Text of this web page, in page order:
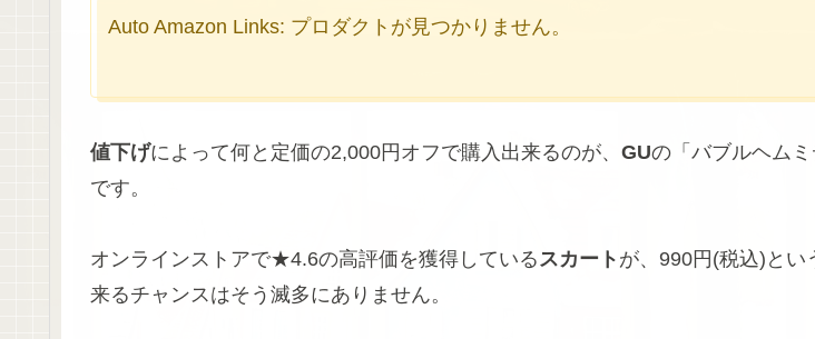
Auto Amazon Links: プロダクトが見つかりません。
値下げによって何と定価の2,000円オフで購入出来るのが、 GUの「バブルヘムミ
です。
オンラインストアで★4.6の高評価を獲得している スカート が、990円(税込)とい
来るチャンスはそう滅多にありません。